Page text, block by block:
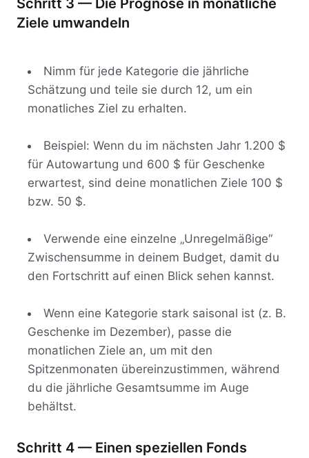
Schritt 3 — Die Prognose in monatliche
Ziele umwandeln
Nimm für jede Kategorie die jährliche
Schätzung und teile sie durch 12, um ein
monatliches Ziel zu erhalten.
Beispiel: Wenn du im nächsten Jahr 1.200 $
für Autowartung und 600 $ für Geschenke
erwartest, sind deine monatlichen Ziele 100 $
bzw. 50 $.
Verwende eine einzelne „Unregelmäßige“
Zwischensumme in deinem Budget, damit du
den Fortschritt auf einen Blick sehen kannst.
Wenn eine Kategorie stark saisonal ist (z. B.
Geschenke im Dezember), passe die
monatlichen Ziele an, um mit den
Spitzenmonaten übereinzustimmen, während
du die jährliche Gesamtsumme im Auge
behältst.
Schritt 4 — Einen speziellen Fonds